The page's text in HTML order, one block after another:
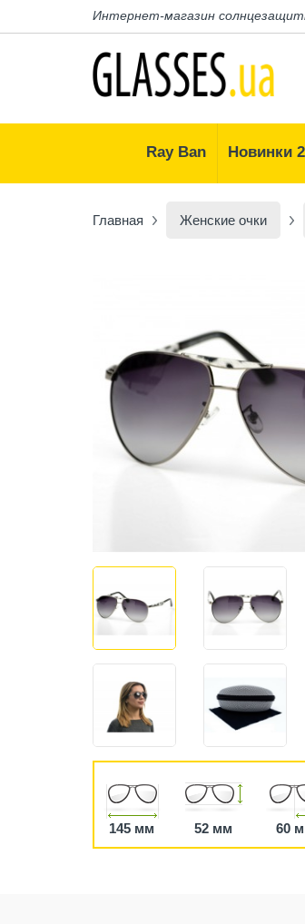
Интернет-магазин
Ray Ban Новинки
Главная Женские очки
145 мм 52 мм 60